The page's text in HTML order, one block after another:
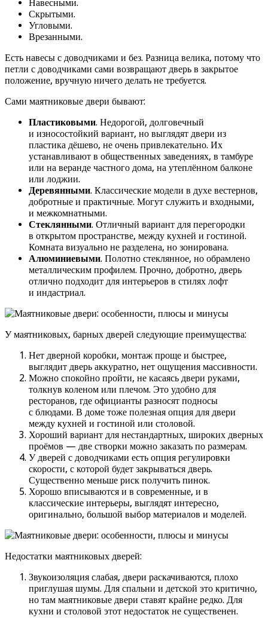
Навесными.
Скрытыми.
Угловыми.
Врезанными.
Есть навесы с доводчиками и без. Разница велика, потому что
петли с доводчиками сами возвращают дверь в закрытое
положение, вручную ничего делать не требуется.
Сами маятниковые двери бывают:
Пластиковыми. Недорогой, долговечный
и износостойкий вариант, но выглядят двери из
пластика дёшево, не очень привлекательно. Их
устанавливают в общественных заведениях, в тамбуре
или на веранде частного дома, на утеплённом балконе
или лоджии.
Деревянными. Классические модели в духе вестернов,
добротные и практичные. Могут служить и входными,
и межкомнатными.
Стеклянными. Отличный вариант для перегородки
в открытом пространстве, между кухней и гостиной.
Комната визуально не разделена, но зонирована.
Алюминиевыми. Полотно стеклянное, но обрамлено
металлическим профилем. Прочно, добротно, дверь
отлично подходит для интерьеров в стилях лофт
и индастриал.
У маятниковых, барных дверей следующие преимущества:
Нет дверной коробки, монтаж проще и быстрее,
выглядит дверь аккуратно, нет ощущения массивности.
Можно спокойно пройти, не касаясь двери руками,
толкнув коленом или плечом. Это удобно для
ресторанов, где официанты разносят подносы
с блюдами. В доме тоже полезная опция для двери
между кухней и гостиной или столовой.
Хороший вариант для нестандартных, широких дверных
проёмов — две створки можно заказать по размерам.
У дверей с доводчиками есть опция регулировки
скорости, с которой будет закрываться дверь.
Существенно меньше риск получить пинок.
Хорошо вписываются и в современные, и в
классические интерьеры, выглядят интересно,
оригинально, большой выбор материалов и моделей.
Недостатки маятниковых дверей:
Звукоизоляция слабая, двери раскачиваются, плохо
приглушая шумы. Для спальни и детской это критично,
но там маятниковые двери ставят крайне редко. Для
кухни и столовой этот недостаток не существенен.